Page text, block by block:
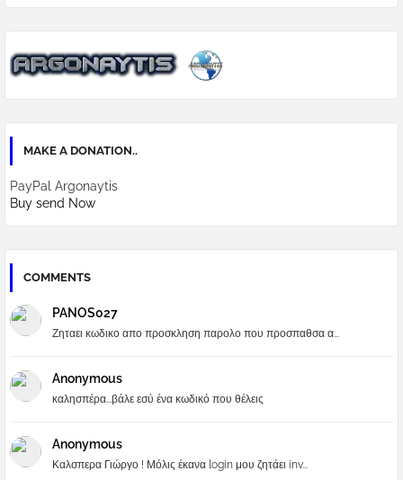
MAKE A DONATION..
PayPal Argonaytis
Buy send Now
COMMENTS
PANOS027
Ζηταει κωδικο απο προσκληση παρολο που προσπαθσα α...
Anonymous
καλησπέρα...βάλε εσύ ένα κωδικό που θέλεις
Anonymous
Καλσπερα Γιώργο ! Μόλις έκανα login μου ζητάει inv...